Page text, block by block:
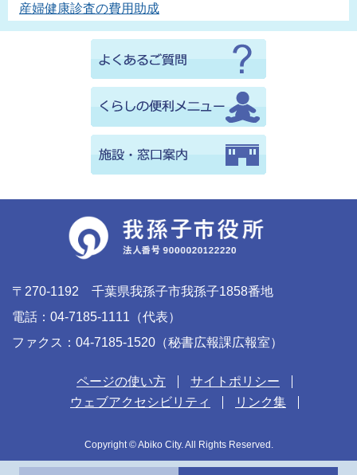
産婦健康診査の費用助成
〒270-1192 千葉県我孫子市我孫子1858番地
電話：04-7185-1111（代表）
ファクス：04-7185-1520（秘書広報課広報室）
ページの使い方
サイトポリシー
ウェブアクセシビリティ
リンク集
Copyright © Abiko City. All Rights Reserved.